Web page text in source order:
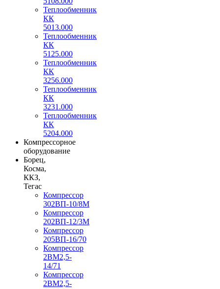
Теплообменник
КК
5013.000
Теплообменник
КК
5125.000
Теплообменник
КК
3256.000
Теплообменник
КК
3231.000
Теплообменник
КК
5204.000
Компрессорное
оборудование
Борец,
Косма,
ККЗ,
Тегас
Компрессор
302ВП-10/8М
Компрессор
202ВП-12/3М
Компрессор
205ВП-16/70
Компрессор
2ВМ2,5-
14/71
Компрессор
2ВМ2,5-